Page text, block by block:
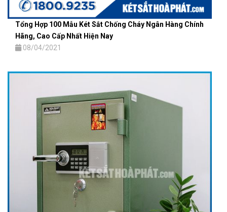
Tổng Hợp 100 Mẫu Két Sắt Chống Cháy Ngân Hàng Chính
Hãng, Cao Cấp Nhất Hiện Nay
08/04/2021